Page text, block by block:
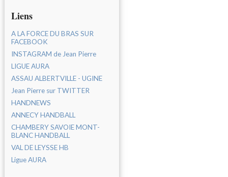
Liens
A LA FORCE DU BRAS SUR
FACEBOOK
INSTAGRAM de Jean Pierre
LIGUE AURA
ASSAU ALBERTVILLE - UGINE
Jean Pierre sur TWITTER
HANDNEWS
ANNECY HANDBALL
CHAMBERY SAVOIE MONT-
BLANC HANDBALL
VAL DE LEYSSE HB
Ligue AURA